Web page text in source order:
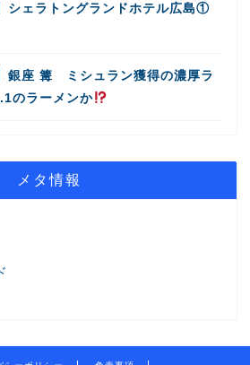
シェラトングランドホテル広島①
銀座 篝 ミシュラン獲得の濃厚ラ
のラーメンか
メタ情報